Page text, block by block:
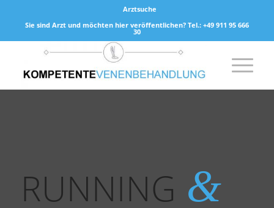
Arztsuche
Sie sind Arzt und möchten hier veröffentlichen? Tel.: +49 911 95 666
30
RUNNING &